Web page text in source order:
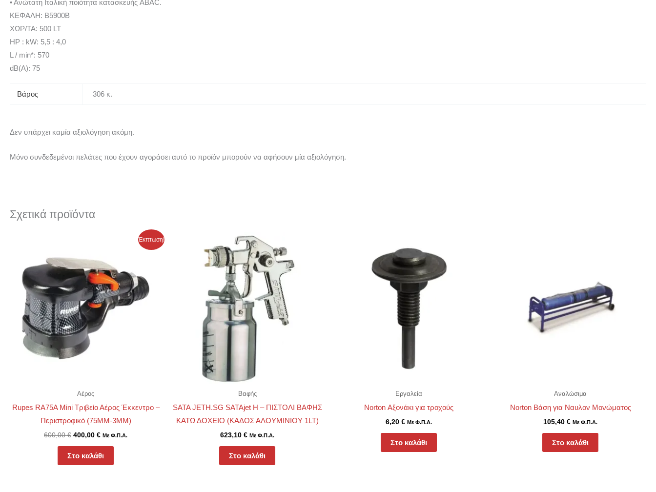
• Ανώτατη Ιταλική ποιότητα κατασκευής ABAC.
ΚΕΦΑΛΗ: B5900B
ΧΩΡ/ΤΑ: 500 LT
HP : kW: 5,5 : 4,0
L / min*: 570
dB(A): 75
Βάρος 306 κ.
Δεν υπάρχει καμία αξιολόγηση ακόμη.
Μόνο συνδεδεμένοι πελάτες που έχουν αγοράσει αυτό το προϊόν μπορούν να αφήσουν μία αξιολόγηση.
Σχετικά προϊόντα
Έκπτωση!
Αέρος
Rupes RA75A Mini Τριβείο Αέρος Έκκεντρο –
Περιστροφικό (75MM-3MM)
600,00€
600,00 €.
400,00 €
είναι:
400,00 €.
Με Φ.Π.Α.
Στο καλάθι
Βαφής
SATA JETH.SG SATAjet H – ΠΙΣΤΟΛΙ ΒΑΦΗΣ
ΚΑΤΩ ΔΟΧΕΙΟ (ΚΑΔΟΣ ΑΛΟΥΜΙΝΙΟΥ 1LT)
623,10 € Με Φ.Π.Α.
Στο καλάθι
Εργαλεία
Norton Αξονάκι για τροχούς
6,20 € Με Φ.Π.Α.
Στο καλάθι
Αναλώσιμα
Norton Βάση για Ναυλον Μονώματος
105,40 € Με Φ.Π.Α.
Στο καλάθι